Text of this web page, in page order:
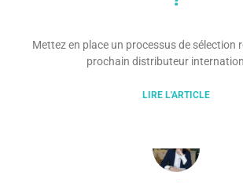
Mettez en place un processus de sélection
prochain distributeur
LIRE L'ARTICLE